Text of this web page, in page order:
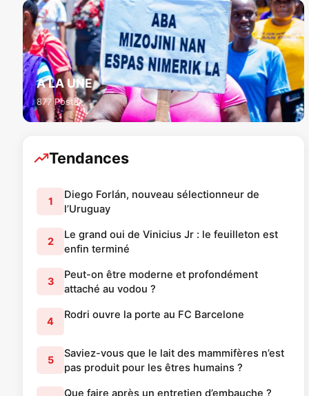
A LA UNE
877 Posts
Tendances
1
Diego Forlán, nouveau sélectionneur de
l’Uruguay
2
Le grand oui de Vinicius Jr : le feuilleton est
enfin terminé
3
Peut-on être moderne et profondément
attaché au vodou ?
4
Rodri ouvre la porte au FC Barcelone
5
Saviez-vous que le lait des mammifères n’est
pas produit pour les êtres humains ?
Que faire après un entretien d’embauche ?